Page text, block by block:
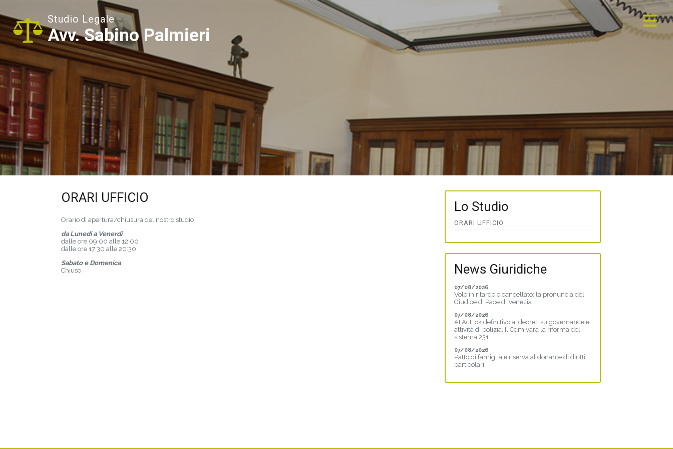
Studio Legale
Avv. Sabino Palmieri
ORARI UFFICIO
Orario di apertura/chiusura del nostro studio
da Lunedi a Venerdì
dalle ore 09:00 alle 12:00
dalle ore 17:30 alle 20:30
Sabato e Domenica
Chiuso
Lo Studio
ORARI UFFICIO
News Giuridiche
07/08/2026
Volo in ritardo o cancellato: la pronuncia del
Giudice di Pace di Venezia
07/08/2026
AI Act: ok definitivo ai decreti su governance e
attività di polizia. Il Cdm vara la riforma del
sistema 231
07/08/2026
Patto di famiglia e riserva al donante di diritti
particolari